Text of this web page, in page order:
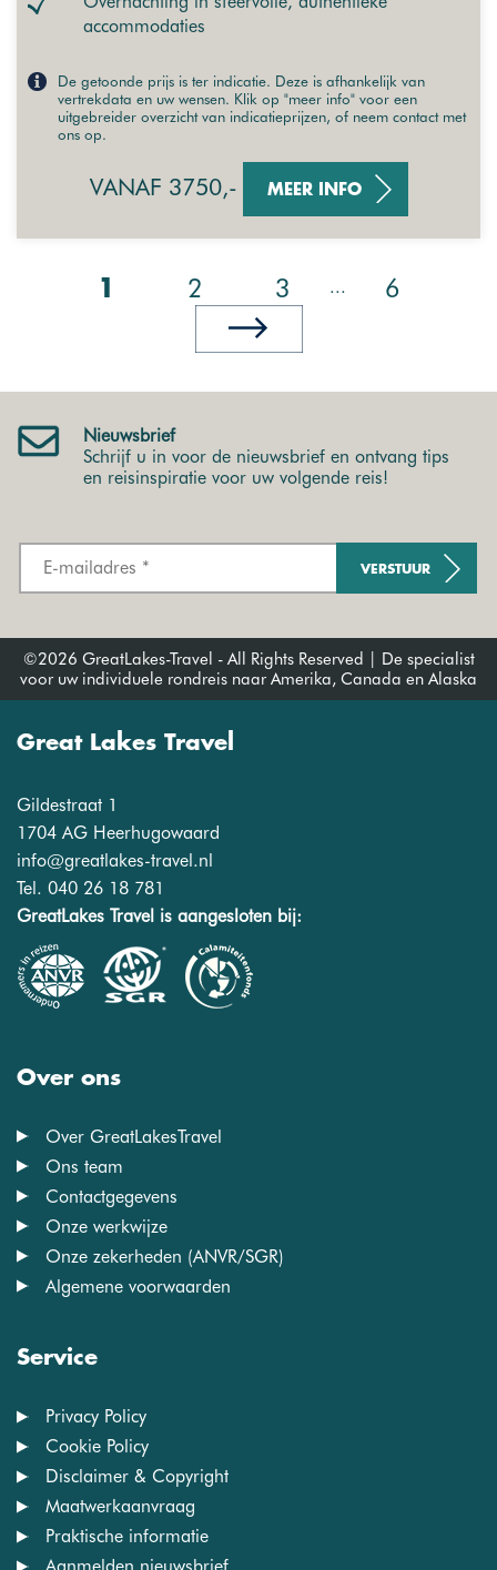
accommodaties
De getoonde prijs is ter indicatie. Deze is afhankelijk van
vertrekdata en uw wensen. Klik op "meer info" voor een
uitgebreider overzicht van indicatieprijzen, of neem contact met
ons op.
VANAF 3750,- MEER INFO
1 2 3 ... 6
Nieuwsbrief
Schrijf u in voor de nieuwsbrief en ontvang tips
en reisinspiratie voor uw volgende reis!
VERSTUUR
©2026 GreatLakes-Travel - All Rights Reserved | De specialist
voor uw individuele rondreis naar Amerika, Canada en Alaska
Great Lakes Travel
Gildestraat 1
1704 AG Heerhugowaard
info@greatlakes-travel.nl
Tel. 040 26 18 781
GreatLakes Travel is aangesloten bij:
Over ons
Over GreatLakesTravel
Ons team
Contactgegevens
Onze werkwijze
Onze zekerheden (ANVR/SGR)
Algemene voorwaarden
Service
Privacy Policy
Cookie Policy
Disclaimer & Copyright
Maatwerkaanvraag
Praktische informatie